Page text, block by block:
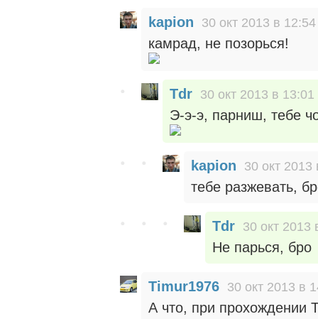
kapion 30 окт 2013 в 12:54
камрад, не позорься!
Tdr 30 окт 2013 в 13:01
Э-э-э, парниш, тебе
kapion 30 окт 2013
тебе разжевать,
Tdr 30 окт 2013
Не парься, бро
Timur1976 30 окт 2013 в
А что, при прохождении